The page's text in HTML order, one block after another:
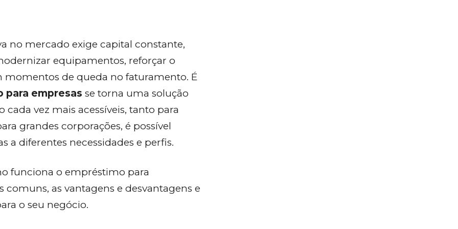
no mercado exige capital constante,
equipamentos, reforçar o
de queda no faturamento. É
para empresas se torna uma solução
vez mais acessíveis, tanto para
grandes corporações, é possível
a diferentes necessidades e perfis.
funciona o empréstimo para
comuns, as vantagens e desvantagens e
o seu negócio.